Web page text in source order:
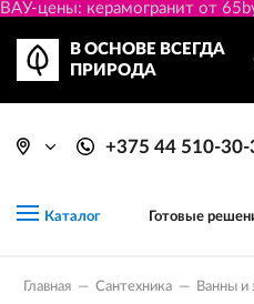
ВАУ-цены: керамогранит от
В ОСНОВЕ ВСЕГДА
ПРИРОДА
+375 44 510-30-
Каталог Готовые
Главная — Сантехника — Ванны и